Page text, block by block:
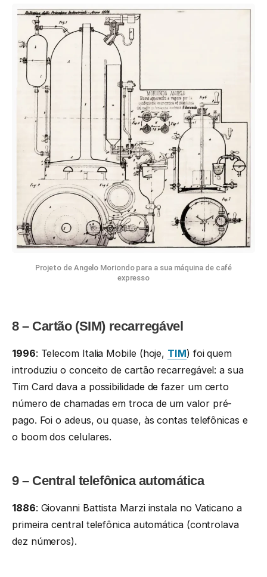
Projeto de Angelo Moriondo para a sua máquina de café
expresso
8 – Cartão (SIM) recarregável
1996: Telecom Italia Mobile (hoje, TIM) foi quem
introduziu o conceito de cartão recarregável: a sua
Tim Card dava a possibilidade de fazer um certo
número de chamadas em troca de um valor pré-
pago. Foi o adeus, ou quase, às contas telefônicas e
o boom dos celulares.
9 – Central telefônica automática
1886: Giovanni Battista Marzi instala no Vaticano a
primeira central telefônica automática (controlava
dez números).